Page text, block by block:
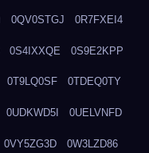
0QV0STGJ 0R7FXEI4
0S4IXXQE 0S9E2KPP
0T9LQ0SF 0TDEQ0TY
0UDKWD5I 0UELVNFD
0VY5ZG3D 0W3LZD86